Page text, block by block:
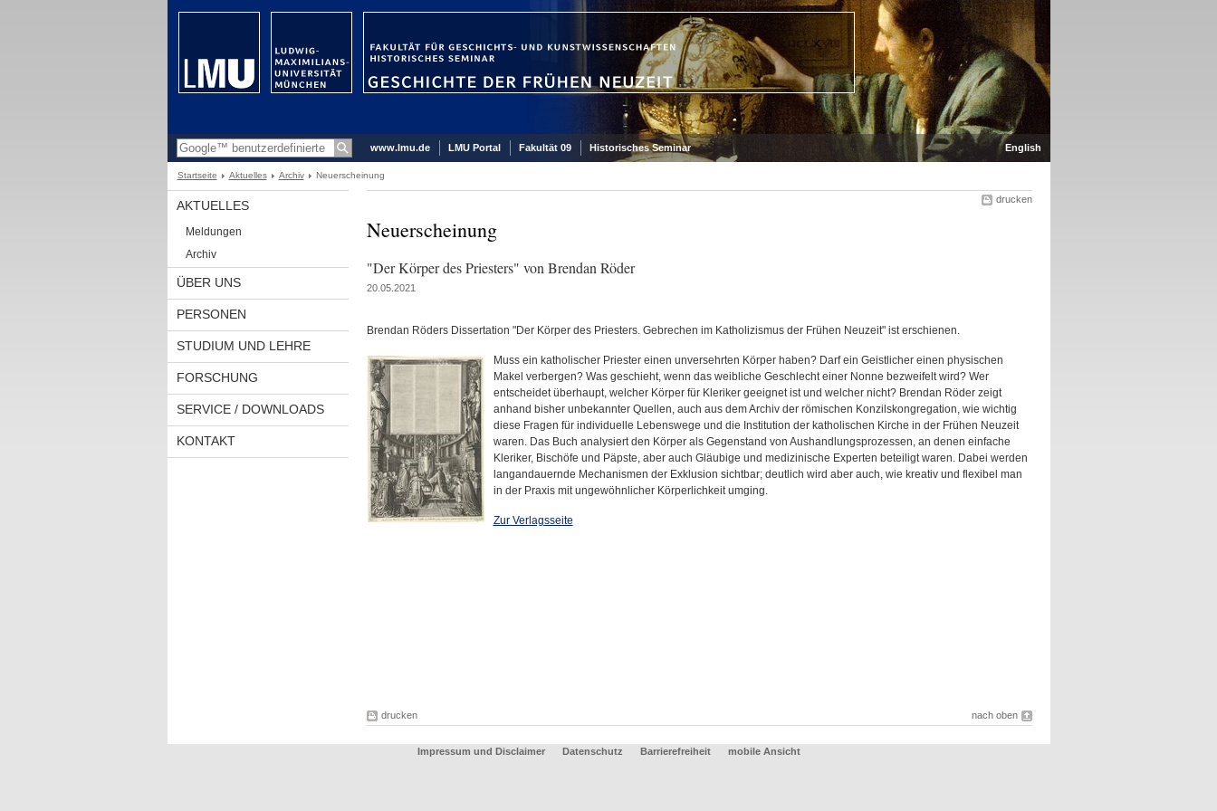
www.lmu.de LMU Portal Fakultät 09 Historisches Seminar English
Startseite Aktuelles Archiv Neuerscheinung
AKTUELLES
Meldungen
Archiv
ÜBER UNS
PERSONEN
STUDIUM UND LEHRE
FORSCHUNG
SERVICE / DOWNLOADS
KONTAKT
drucken
Neuerscheinung
"Der Körper des Priesters" von Brendan Röder
20.05.2021
Brendan Röders Dissertation "Der Körper des Priesters. Gebrechen im Katholizismus der Frühen Neuzeit" ist erschienen.
Muss ein katholischer Priester einen unversehrten Körper haben? Darf ein Geistlicher einen physischen
Makel verbergen? Was geschieht, wenn das weibliche Geschlecht einer Nonne bezweifelt wird? Wer
entscheidet überhaupt, welcher Körper für Kleriker geeignet ist und welcher nicht? Brendan Röder zeigt
anhand bisher unbekannter Quellen, auch aus dem Archiv der römischen Konzilskongregation, wie wichtig
diese Fragen für individuelle Lebenswege und die Institution der katholischen Kirche in der Frühen Neuzeit
waren. Das Buch analysiert den Körper als Gegenstand von Aushandlungsprozessen, an denen einfache
Kleriker, Bischöfe und Päpste, aber auch Gläubige und medizinische Experten beteiligt waren. Dabei werden
langandauernde Mechanismen der Exklusion sichtbar; deutlich wird aber auch, wie kreativ und flexibel man
in der Praxis mit ungewöhnlicher Körperlichkeit umging.
Zur Verlagsseite
drucken nach oben
Impressum und Disclaimer Datenschutz Barrierefreiheit mobile Ansicht